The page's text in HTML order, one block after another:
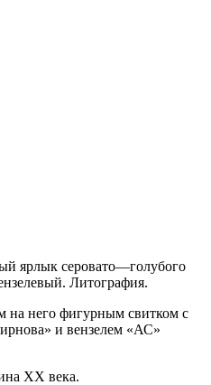
ярлык серовато—голубого
Литография.
на него фигурным свитком с
и вензелем «АС»
ХХ века.